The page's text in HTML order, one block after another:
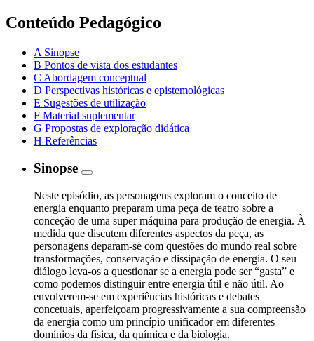
Conteúdo Pedagógico
A Sinopse
B Pontos de vista dos estudantes
C Abordagem conceptual
D Perspectivas históricas e epistemológicas
E Sugestões de utilização
F Material suplementar
G Propostas de exploração didática
H Referências
Sinopse
Neste episódio, as personagens exploram o conceito de
energia enquanto preparam uma peça de teatro sobre a
conceção de uma super máquina para produção de energia. À
medida que discutem diferentes aspectos da peça, as
personagens deparam-se com questões do mundo real sobre
transformações, conservação e dissipação de energia. O seu
diálogo leva-os a questionar se a energia pode ser “gasta” e
como podemos distinguir entre energia útil e não útil. Ao
envolverem-se em experiências históricas e debates
concetuais, aperfeiçoam progressivamente a sua compreensão
da energia como um princípio unificador em diferentes
domínios da física, da química e da biologia.